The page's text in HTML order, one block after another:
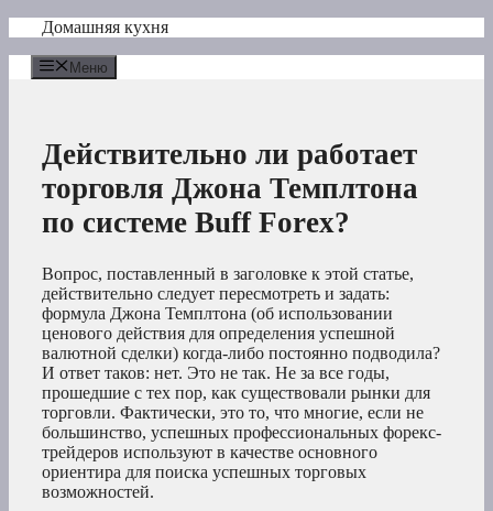
Перейти
содержимому
Домашняя кухня
Меню
Действительно ли работает
торговля Джона Темплтона
по системе Buff Forex?
Вопрос, поставленный в заголовке к этой статье,
действительно следует пересмотреть и задать:
формула Джона Темплтона (об использовании
ценового действия для определения успешной
валютной сделки) когда-либо постоянно подводила?
И ответ таков: нет. Это не так. Не за все годы,
прошедшие с тех пор, как существовали рынки для
торговли. Фактически, это то, что многие, если не
большинство, успешных профессиональных форекс-
трейдеров используют в качестве основного
ориентира для поиска успешных торговых
возможностей.